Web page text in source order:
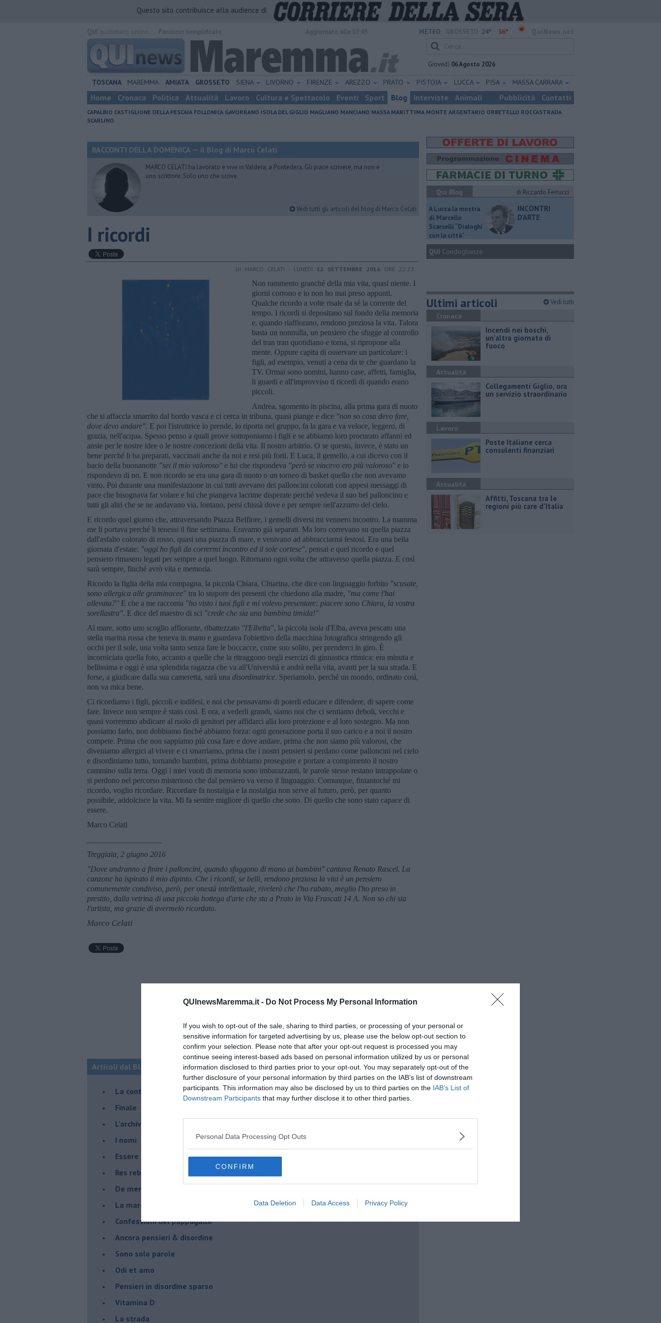
QUInewsMaremma.it - Do Not Process My Personal Information
If you wish to opt-out of the sale, sharing to third parties, or processing of your personal or
sensitive information for targeted advertising by us, please use the below opt-out section to
confirm your selection. Please note that after your opt-out request is processed you may
continue seeing interest-based ads based on personal information utilized by us or personal
information disclosed to third parties prior to your opt-out. You may separately opt-out of the
further disclosure of your personal information by third parties on the IAB’s list of downstream
participants. This information may also be disclosed by us to third parties on the IAB’s List of
Downstream Participants that may further disclose it to other third parties.
Personal Data Processing Opt Outs
CONFIRM
Data Deletion Data Access Privacy Policy
Questo sito contribuisce alla audience di
METEO: 24° 36°
Giovedì 06 Agosto 2026
TOSCANA MAREMMA AMIATA GROSSETO SIENA LIVORNO FIRENZE AREZZO PRATO PISTOIA LUCCA PISA MASSA CARRARA
Home Cronaca Politica Attualità Lavoro Cultura e Spettacolo Eventi Sport Blog Interviste Animali Pubblicità Contatti
CAPALBIO CASTIGLIONE DELLA PESCAIA FOLLONICA GAVORRANO ISOLA DEL GIGLIO MAGLIANO MANCIANO MASSA MARITTIMA MONTE ARGENTARIO ORBETELLO ROCCASTRADA
SCARLINO
RACCONTI DELLA DOMENICA — il Blog di Marco Celati
MARCO CELATI ha lavorato e vive in Valdera, a Pontedera. Gli piace scrivere, ma non è
uno scrittore. Solo uno che scrive.
Vedi tutti gli articoli del blog di Marco Celati
I ricordi
DI MARCO CELATI - LUNEDÌ 12 SETTEMBRE 2016 ORE 22:23
Non rammento granché della mia vita, quasi niente. I
giorni corrono e io non ho mai preso appunti.
Qualche ricordo a volte risale da sé la corrente del
tempo. I ricordi si depositano sul fondo della memoria
e, quando riaffiorano, rendono preziosa la vita. Talora
basta un nonnulla, un pensiero che sfugge al controllo
del tran tran quotidiano e torna, si ripropone alla
mente. Oppure capita di osservare un particolare: i
figli, ad esempio, venuti a cena da te che guardano la
TV. Ormai sono uomini, hanno case, affetti, famiglia,
li guardi e all'improvviso ti ricordi di quando erano
piccoli.
Andrea, sgomento in piscina, alla prima gara di nuoto
che si affaccia smarrito dal bordo vasca e ci cerca in tribuna, quasi piange e dice "non so cosa devo fare,
dove devo andare". E poi l'istruttrice lo prende, lo riporta nel gruppo, fa la gara e va veloce, leggero, di
grazia, nell'acqua. Spesso penso a quali prove sottoponiamo i figli e se abbiamo loro procurato affanni ed
ansie per le nostre idee o le nostre concezioni della vita. Il nostro arbitrio. O se questo, invece, è stato un
bene perché li ha preparati, vaccinati anche da noi e resi più forti. E Luca, il gemello, a cui dicevo con il
bacio della buonanotte "sei il mio valoroso" e lui che rispondeva "però se vincevo ero più valoroso" e io
rispondevo di no. E non ricordo se era una gara di nuoto o un torneo di basket quello che non avevamo
vinto. Poi durante una manifestazione in cui tutti avevano dei palloncini colorati con appesi messaggi di
pace che bisognava far volare e lui che piangeva lacrime disperate perché vedeva il suo bel palloncino e
tutti gli altri che se ne andavano via, lontano, persi chissà dove e per sempre nell'azzurro del cielo.
E ricordo quel giorno che, attraversando Piazza Belfiore, i gemelli diversi mi vennero incontro. La mamma
me li portava perché li tenessi il fine settimana. Eravamo già separati. Ma loro correvano su quella piazza
dall'asfalto colorato di rosso, quasi una piazza di mare, e venivano ad abbracciarmi festosi. Era una bella
giornata d'estate: "oggi ho figli da corrermi incontro ed il sole cortese", pensai e quel ricordo e quel
pensiero rimasero legati per sempre a quel luogo. Ritornano ogni volta che attraverso quella piazza. E così
sarà sempre, finché avrò vita e memoria.
Ricordo la figlia della mia compagna, la piccola Chiara, Chiarina, che dice con linguaggio forbito "scusate,
sono allergica alle graminacee" tra lo stupore dei presenti che chiedono alla madre, "ma come l'hai
allevata?" E che a me racconta "ho visto i tuoi figli e mi volevo presentare: piacere sono Chiara, la vostra
sorellastra". E dice del maestro di sci "crede che sia una bambina timida!"
Al mare, sotto uno scoglio affiorante, ribattezzato "l'Elbetta", la piccola isola d'Elba, aveva pescato una
stella marina rossa che teneva in mano e guardava l'obiettivo della macchina fotografica stringendo gli
occhi per il sole, una volta tanto senza fare le boccacce, come suo solito, per prenderci in giro. È
incorniciata quella foto, accanto a quelle che la ritraggono negli esercizi di ginnastica ritmica: era minuta e
bellissima e oggi è una splendida ragazza che va all'Università e andrà nella vita, avanti per la sua strada. E
forse, a giudicare dalla sua cameretta, sarà una disordinatrice. Speriamolo, perché un mondo, ordinato così,
non va mica bene.
Ci ricordiamo i figli, piccoli e indifesi, e noi che pensavamo di poterli educare e difendere, di sapere come
fare. Invece non sempre è stato così. E ora, a vederli grandi, siamo noi che ci sentiamo deboli, vecchi e
quasi vorremmo abdicare al ruolo di genitori per affidarci alla loro protezione e al loro sostegno. Ma non
possiamo farlo, non dobbiamo finché abbiamo forza: ogni generazione porta il suo carico e a noi il nostro
compete. Prima che non sappiamo più cosa fare e dove andare, prima che non siamo più valorosi, che
diveniamo allergici al vivere e ci smarriamo, prima che i nostri pensieri si perdano come palloncini nel cielo
e disordiniamo tutto, tornando bambini, prima dobbiamo proseguire e portare a compimento il nostro
cammino sulla terra. Oggi i miei vuoti di memoria sono imbarazzanti, le parole stesse restano intrappolate o
si perdono nel percorso misterioso che dal pensiero va verso il linguaggio. Comunque, fintantoché mi
ricordo, voglio ricordare. Ricordare fa nostalgia e la nostalgia non serve al futuro, però, per quanto
possibile, addolcisce la vita. Mi fa sentire migliore di quello che sono. Di quello che sono stato capace di
essere.
Marco Celati
Treggiaia, 2 giugno 2016
"Dove andranno a finire i palloncini, quando sfuggono di mano ai bambini" cantava Renato Rascel. La
canzone ha ispirato il mio dipinto. Che i ricordi, se belli, rendono preziosa la vita è un pensiero
comunemente condiviso, però, per onestà intellettuale, rivelerò che l'ho rubato, meglio l'ho preso in
prestito, dalla vetrina di una piccola bottega d'arte che sta a Prato in Via Frascati 14 A. Non so chi sia
l'artista, ma grazie di avermelo ricordato.
Marco Celati
Articoli dal Blog “Racconti della domenica” di Marco Celati
La controversia degli azzimi
Finale
L'archivio
I nomi
Essere
Res rebus
De mente
La marcia
Confessioni del pappagallo
Ancora pensieri & disordine
Sono solo parole
Odi et amo
Pensieri in disordine sparso
Vitamina D
La strada
Qui Blog
di Riccardo Ferrucci
A Lucca la mostra
di Marcello
Scarselli “Dialoghi
con la città"
INCONTRI
D'ARTE
QUI Condoglianze
Ultimi articoli Vedi tutti
Cronaca
Incendi nei boschi,
un'altra giornata di
fuoco
Attualità
Collegamenti Giglio, ora
un servizio straordinario
Lavoro
Poste Italiane cerca
consulenti finanziari
Attualità
Affitti, Toscana tra le
regioni più care d'Italia